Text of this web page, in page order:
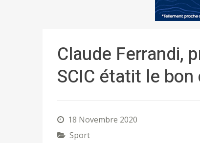
Claude Ferrandi,
SCIC étatit le bon
18 Novembre 2020
Sport